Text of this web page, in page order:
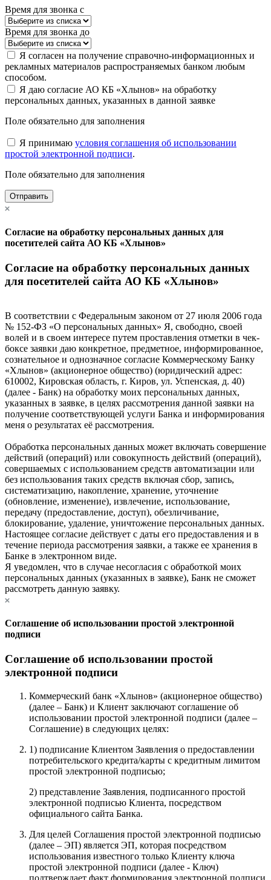
Время для звонка с
Время для звонка до
Я согласен на получение справочно-информационных и
рекламных материалов распространяемых банком любым
способом.
Я даю согласие АО КБ «Хлынов» на обработку
персональных данных, указанных в данной заявке
Поле обязательно для заполнения
Я принимаю условия соглашения об использовании
простой электронной подписи.
Поле обязательно для заполнения
Отправить
Согласие на обработку персональных данных для
посетителей сайта АО КБ «Хлынов»
Согласие на обработку персональных данных
для посетителей сайта АО КБ «Хлынов»
В соответствии с Федеральным законом от 27 июля 2006 года
№ 152-ФЗ «О персональных данных» Я, свободно, своей
волей и в своем интересе путем проставления отметки в чек-
боксе заявки даю конкретное, предметное, информированное,
сознательное и однозначное согласие Коммерческому Банку
«Хлынов» (акционерное общество) (юридический адрес:
610002, Кировская область, г. Киров, ул. Успенская, д. 40)
(далее - Банк) на обработку моих персональных данных,
указанных в заявке, в целях рассмотрения данной заявки на
получение соответствующей услуги Банка и информирования
меня о результатах её рассмотрения.
Обработка персональных данных может включать совершение
действий (операций) или совокупность действий (операций),
совершаемых с использованием средств автоматизации или
без использования таких средств включая сбор, запись,
систематизацию, накопление, хранение, уточнение
(обновление, изменение), извлечение, использование,
передачу (предоставление, доступ), обезличивание,
блокирование, удаление, уничтожение персональных данных.
Настоящее согласие действует с даты его предоставления и в
течение периода рассмотрения заявки, а также ее хранения в
Банке в электронном виде.
Я уведомлен, что в случае несогласия с обработкой моих
персональных данных (указанных в заявке), Банк не сможет
рассмотреть данную заявку.
Соглашение об использовании простой электронной
подписи
Соглашение об использовании простой
электронной подписи
Коммерческий банк «Хлынов» (акционерное общество)
(далее – Банк) и Клиент заключают соглашение об
использовании простой электронной подписи (далее –
Соглашение) в следующих целях:
1) подписание Клиентом Заявления о предоставлении
потребительского кредита/карты с кредитным лимитом
простой электронной подписью;
2) представление Заявления, подписанного простой
электронной подписью Клиента, посредством
официального сайта Банка.
Для целей Соглашения простой электронной подписью
(далее – ЭП) является ЭП, которая посредством
использования известного только Клиенту ключа
простой электронной подписи (далее - Ключ)
подтверждает факт формирования электронной подписи